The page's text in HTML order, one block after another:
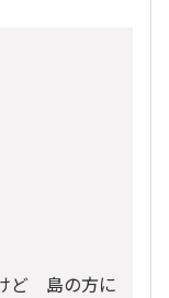
ど 島の方に